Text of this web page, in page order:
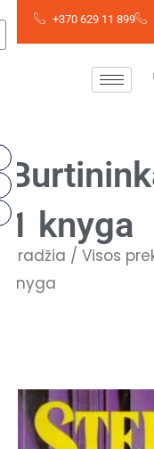
Pereiti
+370 629 11 899
1 knyga
Pradžia / Visos
knyga